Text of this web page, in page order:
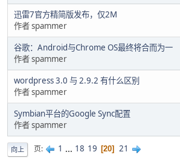
迅雷7官方精简版发布，仅2M
作者 spammer
谷歌：Android与Chrome OS最终将合而为一
作者 spammer
wordpress 3.0 与 2.9.2 有什么区别
作者 spammer
Symbian平台的Google Sync配置
作者 spammer
向上 页 1 ... 18 19 20 21